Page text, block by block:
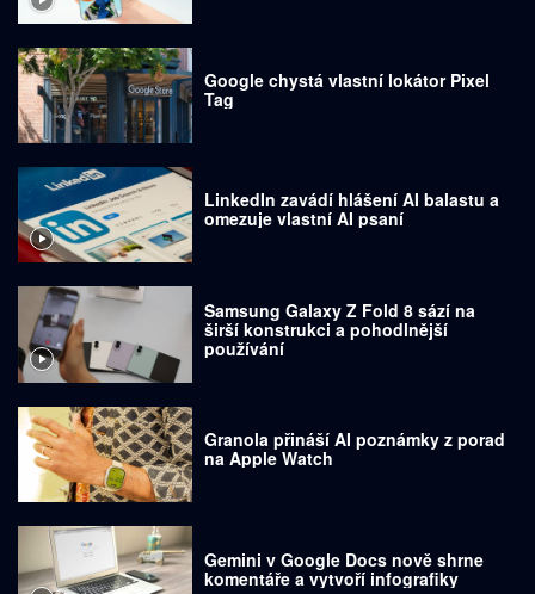
Google chystá vlastní lokátor Pixel
Tag
LinkedIn zavádí hlášení AI balastu a
omezuje vlastní AI psaní
Samsung Galaxy Z Fold 8 sází na
širší konstrukci a pohodlnější
používání
Granola přináší AI poznámky z porad
na Apple Watch
Gemini v Google Docs nově shrne
komentáře a vytvoří infografiky